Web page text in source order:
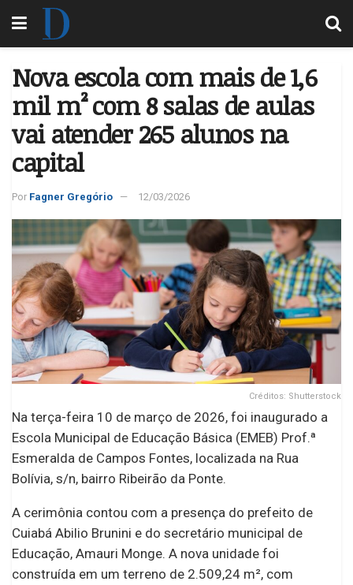
Nova escola com mais de 1,6
mil m² com 8 salas de aulas
vai atender 265 alunos na
capital
Por Fagner Gregório 12/03/2026
Créditos: Shutterstock
Na terça-feira 10 de março de 2026, foi inaugurado a
Escola Municipal de Educação Básica (EMEB) Prof.ª
Esmeralda de Campos Fontes, localizada na Rua
Bolívia, s/n, bairro Ribeirão da Ponte.
A cerimônia contou com a presença do prefeito de
Cuiabá Abilio Brunini e do secretário municipal de
Educação, Amauri Monge. A nova unidade foi
construída em um terreno de 2.509,24 m², com